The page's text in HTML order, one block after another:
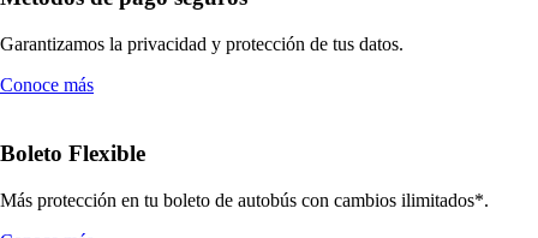
Garantizamos la privacidad y protección de tus datos.
Conoce más
Boleto Flexible
Más protección en tu boleto de autobús con cambios ilimitados*.